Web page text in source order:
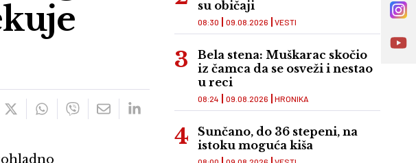
su običaji
VESTI
08:30 09.08.2026
Bela stena: Muškarac skočio
iz čamca da se osveži i nestao
u reci
HRONIKA
08:24 09.08.2026
Sunčano, do 36 stepeni, na
istoku moguća kiša